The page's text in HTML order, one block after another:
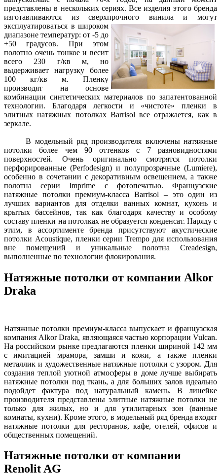
представлены в нескольких сериях. Все изделия этого бренда
изготавливаются из сверхпрочного винила и могут
эксплуатироваться в широком
диапазоне температур: от -5 до
+50 градусов. При этом
полотно очень тонкое и весит
всего 230 г/кв м, но
выдерживает нагрузку более
100 кг/кв м. Пленку
производят на основе
комбинации синтетических материалов по запатентованной
технологии. Благодаря легкости и «чистоте» пленки в
элитных натяжных потолках Barrisol все отражается, как в
зеркале.
В модельный ряд производителя включены натяжные
потолки более чем 90 оттенков с 7 разновидностями
поверхностей. Очень оригинально смотрятся потолки
перфорированные (Perfodesign) и полупрозрачные (Lumiere),
особенно в сочетании с декоративным освещением, а также
полотна серии Imprime с фотопечатью. Французские
натяжные потолки премиум-класса Barrisol – это один из
лучших вариантов для отделки ванных комнат, кухонь и
крытых бассейнов, так как благодаря качеству и особому
составу пленки на потолках не образуется конденсат. Наряду с
этим, в ассортименте бренда присутствуют акустические
потолки Acoustique, пленки серии Trempo для использования
вне помещений и уникальные полотна Creadesign,
выполненные по технологии флокирования.
Натяжные потолки от компании Alkor
Draka
Натяжные потолки премиум-класса выпускает и французская
компания Alkor Draka, являющаяся частью корпорации Vulcan.
На российском рынке предлагаются пленки шириной 142 мм
с имитацией мрамора, замши и кожи, а также пленки
металлик и художественные натяжные потолки с узором. Для
создания теплой уютной атмосферы в доме лучше выбирать
натяжные потолки под ткань, а для больших залов идеально
подойдет фактура под натуральный камень. В линейке
производителя представлены элитные натяжные потолки не
только для жилых, но и для утилитарных зон (ванные
комнаты, кухни). Кроме этого, в модельный ряд бренда входят
натяжные потолки для ресторанов, кафе, отелей, офисов и
общественных помещений.
Натяжные потолки от компании
Renolit AG